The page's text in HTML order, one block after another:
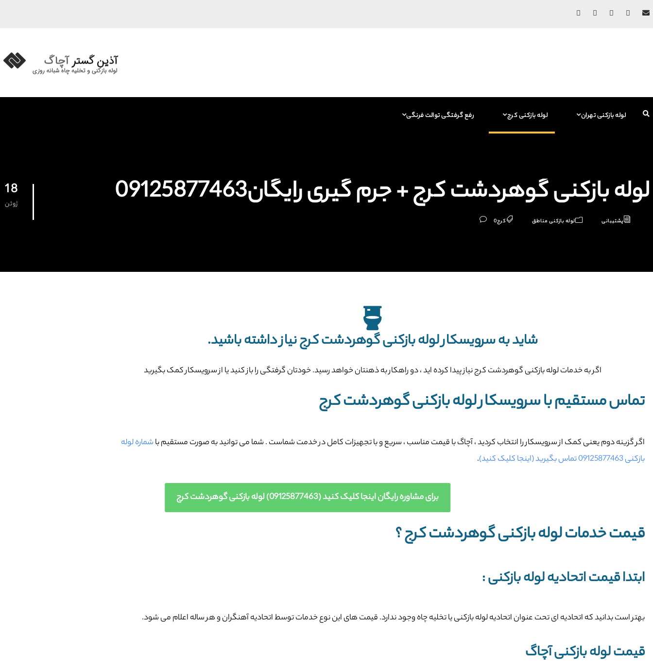
رفع گرفتگی توالت فرنگی لوله بازکنی کرج لوله بازکنی تهران
18
ژوئن لوله بازکنی گوهردشت کرج + جرم گیری رایگان09125877463
پشتیبانی لوله بازکنی مناطق کرج0
شاید به سرویسکار لوله بازکنی گوهردشت کرج نیاز داشته باشید.
اگر به خدمات لوله بازکنی گوهردشت کرج نیاز پیدا کرده اید ، دو راهکار به ذهنتان خواهد رسید. خودتان گرفتگی را باز کنید یا از سرویسکار کمک بگیرید
تماس مستقیم با سرویسکار لوله بازکنی گوهردشت کرج
اگر گزینه دوم یعنی کمک از سرویسکار را انتخاب کردید ، آچاگ با قیمت مناسب ، سریع و با تجهیزات کامل در خدمت شماست . شما می توانید به صورت مستقیم باشماره لوله
بازکنی 09125877463 تماس بگیرید (اینجا کلیک کنید)
.
برای مشاوره رایگان اینجا کلیک کنید (09125877463) لوله بازکنی گوهردشت کرج
قیمت خدمات لوله بازکنی گوهردشت کرج ؟
ابتدا قیمت اتحادیه لوله بازکنی :
بهتر است بدانید که اتحادیه ای تحت عنوان اتحادیه لوله بازکنی یا تخلیه چاه وجود ندارد. قیمت های این نوع خدمات توسط اتحادیه آهنگران و هر ساله اعلام می شود.
قیمت لوله بازکنی آچاگ